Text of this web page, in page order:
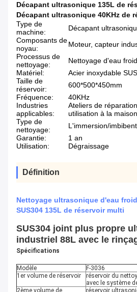
Décapant ultrasonique 135L de
Décapant ultrasonique 40KHz de
Type de
machine:
Décapant
Composants de
noyau:
Moteur, capteur
Processus de
nettoyage:
Nettoyage d'eau
Matériel:
Acier inoxydable
Taille de
réservoir:
600*500*450mm
Fréquence:
40KHz
Industries
applicables:
Ateliers de
utilisation à la
Type de
nettoyage:
L'immersion/imbibent
Garantie:
1 an
Utilisation:
Dégraissage
Définition
Nettoyage ultrasonique d'eau
SUS304 135L de réservoir multi
SUS304 joint plus propre
industriel 88L avec le
Spécifications
Modèle
F-3036
1er volume de réservoir
réservoir du
avec le système